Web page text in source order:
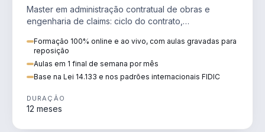
Master em administração contratual de obras e
engenharia de claims: ciclo do contrato,
Formação 100% online e ao vivo, com aulas gravadas para
reposição
Aulas em 1 final de semana por mês
Base na Lei 14.133 e nos padrões internacionais FIDIC
DURAÇÃO
12 meses